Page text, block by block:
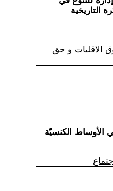
التاريخية
الاقليات و حق